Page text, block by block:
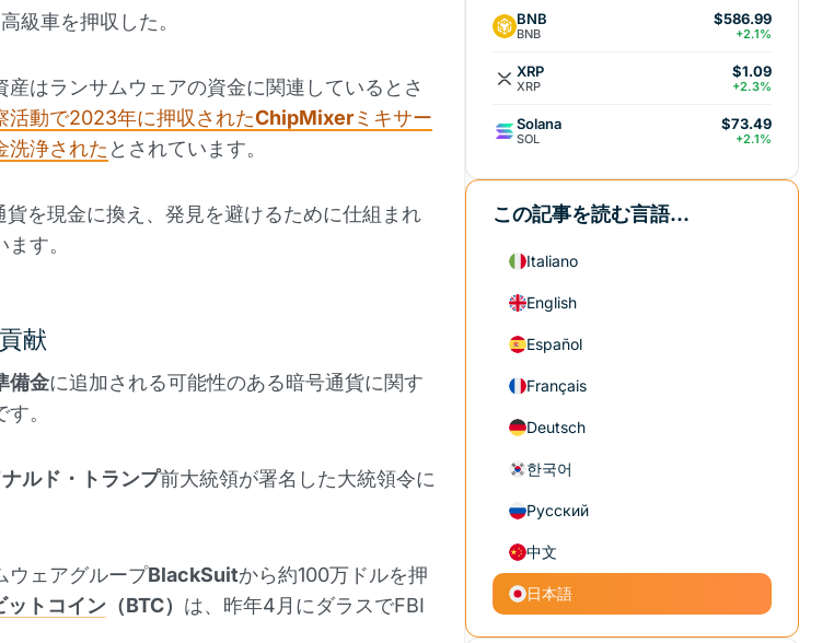
級車を押収した。
はランサムウェアの資金に関連しているとさ
活動で2023年に押収されたChipMixerミキサー
洗浄された とされています。
を現金に換え、発見を避けるために仕組まれ
す。
献
備金に追加される可能性のある暗号通貨に関す
。
ナルド・トランプ前大統領が署名した大統領令に
ウェアグループBlackSuitから約100万ドルを押
ットコイン （BTC） は、昨年4月にダラスでFBI
BNB
BNB
$586.99
+2.1%
XRP
XRP
$1.09
+2.3%
Solana
SOL
$73.49
+2.1%
この記事を読む言語...
Italiano
English
Español
Français
Deutsch
한국어
Русский
中文
日本語